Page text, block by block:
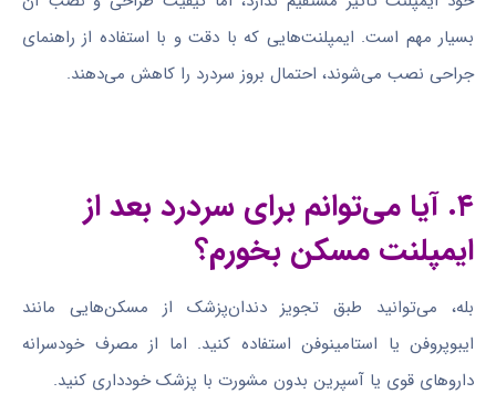
بسیار مهم است. ایمپلنت‌هایی که با دقت و با استفاده از راهنمای
جراحی نصب می‌شوند، احتمال بروز سردرد را کاهش می‌دهند.
۴. آیا می‌توانم برای سردرد بعد از
ایمپلنت مسکن بخورم؟
بله، می‌توانید طبق تجویز دندان‌پزشک از مسکن‌هایی مانند
ایبوپروفن یا استامینوفن استفاده کنید. اما از مصرف خودسرانه
داروهای قوی یا آسپرین بدون مشورت با پزشک خودداری کنید.